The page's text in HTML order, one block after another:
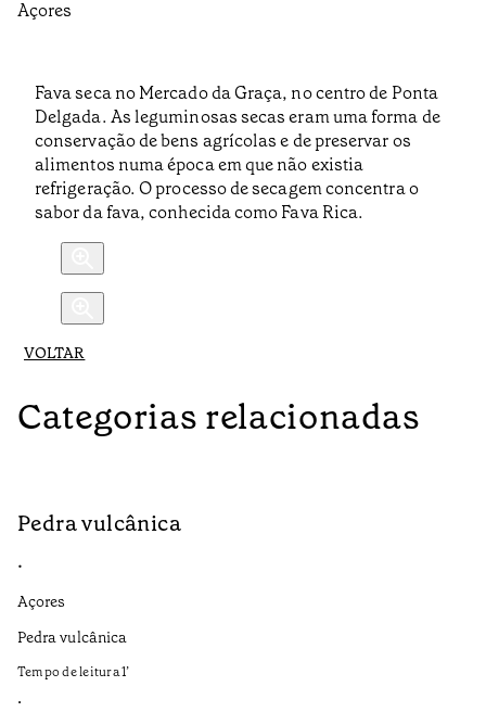
Açores
Fava seca no Mercado da Graça, no centro de Ponta
Delgada. As leguminosas secas eram uma forma de
conservação de bens agrícolas e de preservar os
alimentos numa época em que não existia
refrigeração. O processo de secagem concentra o
sabor da fava, conhecida como Fava Rica.
VOLTAR
Categorias relacionadas
Pedra vulcânica
•
Açores
Pedra vulcânica
Tempo de leitura1’
•